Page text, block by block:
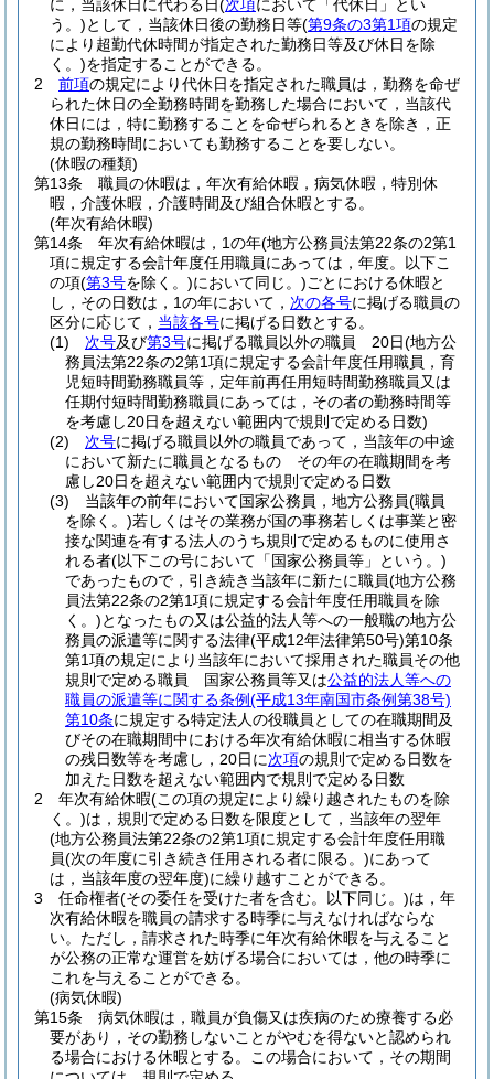
に，当該休日に代わる日(次項において「代休日」とい
う。)として，当該休日後の勤務日等(第9条の3第1項の規定
により超勤代休時間が指定された勤務日等及び休日を除
く。)を指定することができる。
2
前項の規定により代休日を指定された職員は，勤務を命ぜ
られた休日の全勤務時間を勤務した場合において，当該代
休日には，特に勤務することを命ぜられるときを除き，正
規の勤務時間においても勤務することを要しない。
(休暇の種類)
第13条
職員の休暇は，年次有給休暇，病気休暇，特別休
暇，介護休暇，介護時間及び組合休暇とする。
(年次有給休暇)
第14条
年次有給休暇は，1の年(地方公務員法第22条の2第1
項に規定する会計年度任用職員にあっては，年度。以下こ
の項(第3号を除く。)において同じ。)ごとにおける休暇と
し，その日数は，1の年において， 次の各号に掲げる職員の
区分に応じて， 当該各号に掲げる日数とする。
(1)
次号及び第3号に掲げる職員以外の職員 20日(地方公
務員法第22条の2第1項に規定する会計年度任用職員，育
児短時間勤務職員等，定年前再任用短時間勤務職員又は
任期付短時間勤務職員にあっては，その者の勤務時間等
を考慮し20日を超えない範囲内で規則で定める日数)
(2)
次号に掲げる職員以外の職員であって，当該年の中途
において新たに職員となるもの その年の在職期間を考
慮し20日を超えない範囲内で規則で定める日数
(3)
当該年の前年において国家公務員，地方公務員(職員
を除く。)若しくはその業務が国の事務若しくは事業と密
接な関連を有する法人のうち規則で定めるものに使用さ
れる者(以下この号において「国家公務員等」という。)
であったもので，引き続き当該年に新たに職員(地方公務
員法第22条の2第1項に規定する会計年度任用職員を除
く。)となったもの又は公益的法人等への一般職の地方公
務員の派遣等に関する法律(平成12年法律第50号)第10条
第1項の規定により当該年において採用された職員その他
規則で定める職員 国家公務員等又は公益的法人等への
職員の派遣等に関する条例(平成13年南国市条例第38号)
第10条に規定する特定法人の役職員としての在職期間及
びその在職期間中における年次有給休暇に相当する休暇
の残日数等を考慮し，20日に次項の規則で定める日数を
加えた日数を超えない範囲内で規則で定める日数
2
年次有給休暇(この項の規定により繰り越されたものを除
く。)は，規則で定める日数を限度として，当該年の翌年
(地方公務員法第22条の2第1項に規定する会計年度任用職
員(次の年度に引き続き任用される者に限る。)にあって
は，当該年度の翌年度)に繰り越すことができる。
3
任命権者(その委任を受けた者を含む。以下同じ。)は，年
次有給休暇を職員の請求する時季に与えなければならな
い。 ただし，請求された時季に年次有給休暇を与えること
が公務の正常な運営を妨げる場合においては，他の時季に
これを与えることができる。
(病気休暇)
第15条
病気休暇は，職員が負傷又は疾病のため療養する必
要があり，その勤務しないことがやむを得ないと認められ
る場合における休暇とする。
この場合において，その期間